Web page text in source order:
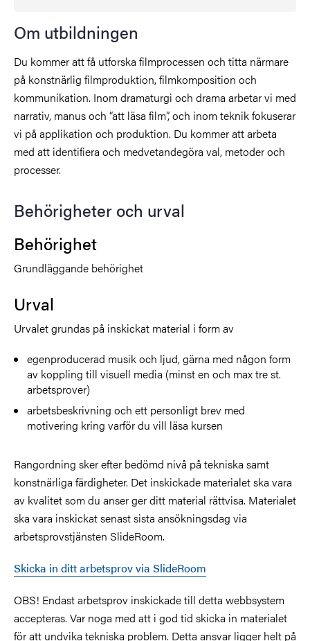
Om utbildningen
Du kommer att få utforska filmprocessen och titta närmare
på konstnärlig filmproduktion, filmkomposition och
kommunikation. Inom dramaturgi och drama arbetar vi med
narrativ, manus och “att läsa film”, och inom teknik fokuserar
vi på applikation och produktion. Du kommer att arbeta
med att identifiera och medvetandegöra val, metoder och
processer.
Behörigheter och urval
Behörighet
Grundläggande behörighet
Urval
Urvalet grundas på inskickat material i form av
egenproducerad musik och ljud, gärna med någon form
av koppling till visuell media (minst en och max tre st.
arbetsprover)
arbetsbeskrivning och ett personligt brev med
motivering kring varför du vill läsa kursen
Rangordning sker efter bedömd nivå på tekniska samt
konstnärliga färdigheter. Det inskickade materialet ska vara
av kvalitet som du anser ger ditt material rättvisa. Materialet
ska vara inskickat senast sista ansökningsdag via
arbetsprovstjänsten SlideRoom.
Skicka in ditt arbetsprov via SlideRoom
OBS! Endast arbetsprov inskickade till detta webbsystem
accepteras. Var noga med att i god tid skicka in materialet
för att undvika tekniska problem. Detta ansvar ligger helt på